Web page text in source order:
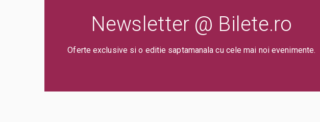
Newsletter @ Bilete.ro
Oferte exclusive si o editie saptamanala cu cele mai noi evenimente.